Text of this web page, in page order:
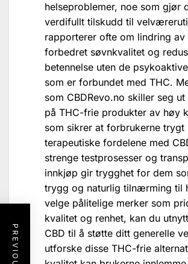
helseproblemer, noe som gjør
verdifullt tilskudd til
rapporterer ofte om lindring av
forbedret søvnkvalitet og
betennelse uten de
som er forbundet med THC.
som CBDRevo.no skiller seg
på THC-frie produkter av høy
som sikrer at forbrukerne trygt
terapeutiske fordelene med
strenge testprosesser og
innkjøp gir trygghet for dem
trygg og naturlig tilnærming til
velge pålitelige merker som
kvalitet og renhet, kan du
CBD til å støtte ditt generelle
utforske disse THC-frie